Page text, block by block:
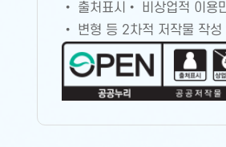
• 출처표시 • 비상업적 이용
• 변형 등 2차적 저작물 작성